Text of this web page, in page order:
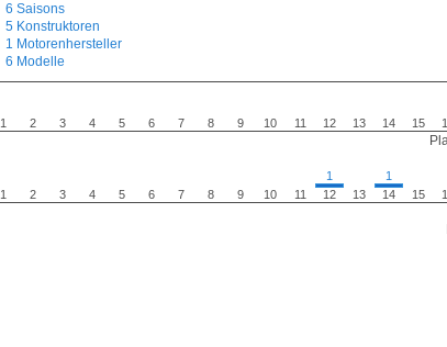
6 Saisons
5 Konstruktoren
1 Motorenhersteller
6 Modelle
1 2 3 4 5 6 7 8 9 10 11 12 13 14 15
1 2 3 4 5 6 7 8 9 10 11
1
12
13
1
14
15